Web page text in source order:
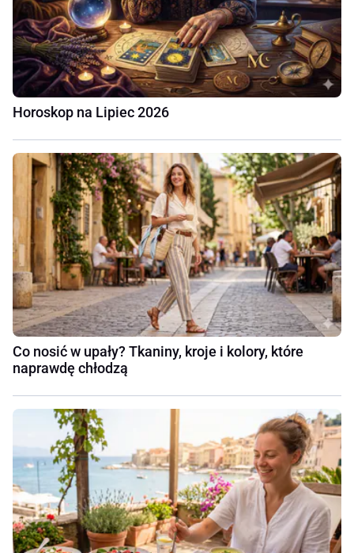
Horoskop na Lipiec 2026
Co nosić w upały? Tkaniny, kroje i kolory, które
naprawdę chłodzą